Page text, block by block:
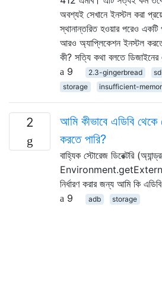
অবশ্যই সেখানে ইনস্টল করা
স্থানান্তরিত হওয়ার পরেও
আরও অ্যাপ্লিকেশন ইনস্টল
কী? সত্যি কথা বলতে
9
2.3-gingerbread
storage
insufficient-
2
আমি কীভাবে এডিবি থেকে
করতে পারি?
বাহ্যিক স্টোরেজ ডিরেক্টরি
নির্ধারণ করার জন্য আমি কি
9
adb storage